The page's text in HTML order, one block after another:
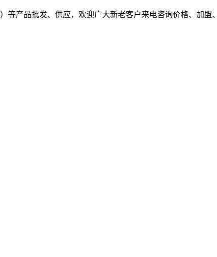
等产品批发、供应，欢迎广大新老客户来电咨询价格、加盟